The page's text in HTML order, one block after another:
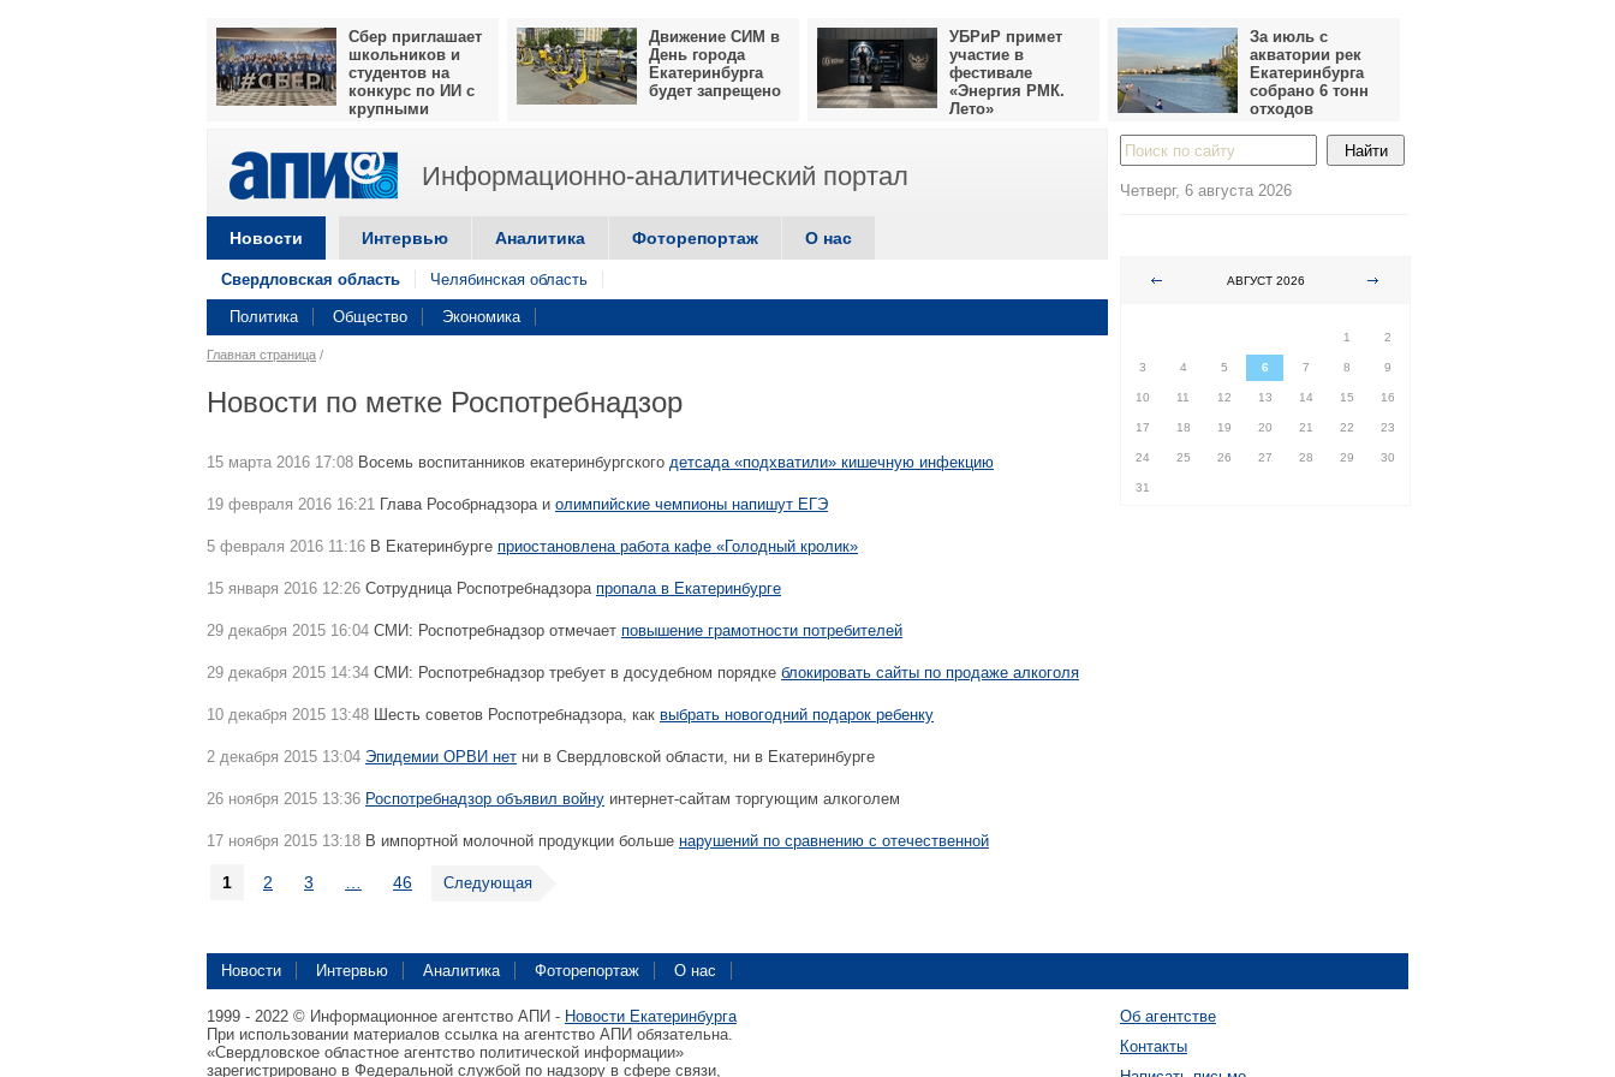
Сбер приглашает
школьников и
студентов на
конкурс по ИИ с
крупными
Движение СИМ в
День города
Екатеринбурга
будет запрещено
УБРиР примет
участие в
фестивале
«Энергия РМК.
Лето»
За июль с
акватории рек
Екатеринбурга
собрано 6 тонн
отходов
Информационно-аналитический портал
Новости Интервью Аналитика Фоторепортаж О нас
Свердловская область Челябинская область
Политика Общество Экономика
Главная страница /
Новости по метке Роспотребнадзор
15 марта 2016 17:08 Восемь воспитанников екатеринбургского детсада «подхватили» кишечную инфекцию
19 февраля 2016 16:21 Глава Рособрнадзора и олимпийские чемпионы напишут ЕГЭ
5 февраля 2016 11:16 В Екатеринбурге приостановлена работа кафе «Голодный кролик»
15 января 2016 12:26 Сотрудница Роспотребнадзора пропала в Екатеринбурге
29 декабря 2015 16:04 СМИ: Роспотребнадзор отмечает повышение грамотности потребителей
29 декабря 2015 14:34 СМИ: Роспотребнадзор требует в досудебном порядке блокировать сайты по продаже алкоголя
10 декабря 2015 13:48 Шесть советов Роспотребнадзора, как выбрать новогодний подарок ребенку
2 декабря 2015 13:04 Эпидемии ОРВИ нет ни в Свердловской области, ни в Екатеринбурге
26 ноября 2015 13:36 Роспотребнадзор объявил войну интернет-сайтам торгующим алкоголем
17 ноября 2015 13:18 В импортной молочной продукции больше нарушений по сравнению с отечественной
1 2 3 46 Следующая
Четверг, 6 августа 2026
АВГУСТ 2026
1
2
3 4 5 6 7 8 9
10 11 12 13 14 15 16
17 18 19 20 21 22 23
24 25 26 27 28 29 30
31
Новости Интервью Аналитика Фоторепортаж О нас
1999 - 2022 © Информационное агентство АПИ - Новости Екатеринбурга
При использовании материалов ссылка на агентство АПИ обязательна.
«Свердловское областное агентство политической информации»
зарегистрировано в Федеральной службой по надзору в сфере связи,
Об агентстве
Контакты